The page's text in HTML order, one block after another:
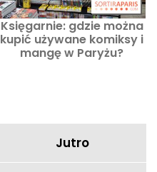
Księgarnie: gdzie można
kupić używane komiksy i
mangę w Paryżu?
Jutro